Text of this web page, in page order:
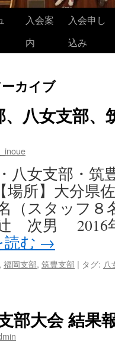
入会案
内
入会申し
込み
カイブ
八女支部、
八女支部・筑
場所】大分県
（スタッフ
次男 2016年
む →
, 福岡支部, 筑豊支部 | タグ: 八
部大会 結果